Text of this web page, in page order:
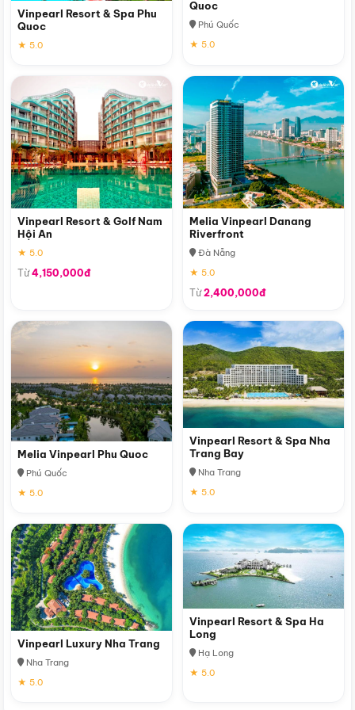
Vinpearl Resort & Spa Phu
Quoc
★ 5.0
Quoc
Phú Quốc
★ 5.0
Vinpearl Resort & Golf Nam
Hội An
★ 5.0
Từ4,150,000đ
Melia Vinpearl Danang
Riverfront
Đà Nẵng
★ 5.0
Từ2,400,000đ
Melia Vinpearl Phu Quoc
Phú Quốc
★ 5.0
Vinpearl Resort & Spa Nha
Trang Bay
Nha Trang
★ 5.0
Vinpearl Luxury Nha Trang
Nha Trang
★ 5.0
Vinpearl Resort & Spa Ha
Long
Hạ Long
★ 5.0